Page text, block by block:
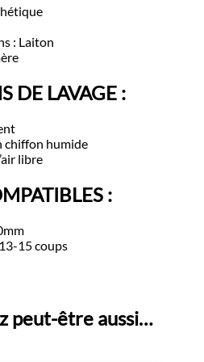
: Laiton
DE LAVAGE :
chiffon humide
libre
:
15 coups
peut-être aussi…